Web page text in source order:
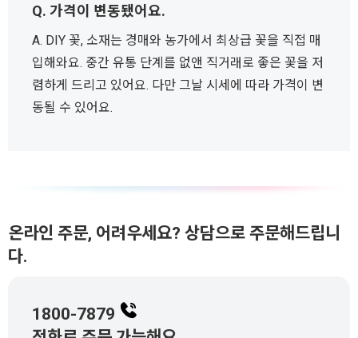
Q. 가격이 변동됐어요.
A. DIY 꽃, 소재는 경매와 농가에서 최상급 꽃을 직접 매
입해와요. 중간 유통 단계를 없앤 직거래로 좋은 꽃을 저
렴하게 드리고 있어요. 다만 그날 시세에 따라 가격이 변
동될 수 있어요.
온라인 주문, 어려우세요? 상담으로 주문해드립니
다.
1800-7879